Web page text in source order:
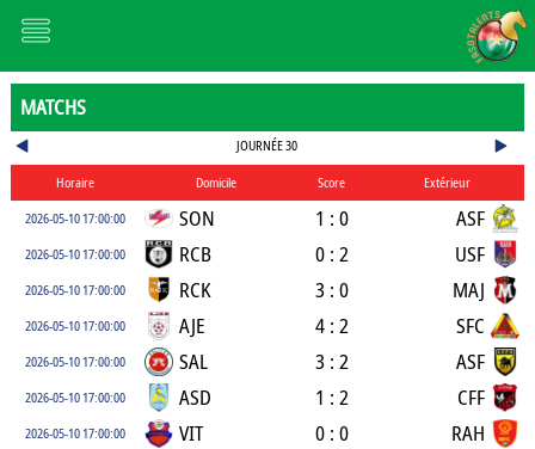
MATCHS
JOURNÉE 30
Horaire Domicile Score
Extérieur
2026-05-10 17:00:00
SON 1 : 0 ASF
2026-05-10 17:00:00 RCB 0 : 2 USF
2026-05-10 17:00:00 RCK 3 : 0 MAJ
2026-05-10 17:00:00 AJE 4 : 2 SFC
2026-05-10 17:00:00 SAL 3 : 2 ASF
2026-05-10 17:00:00 ASD 1 : 2 CFF
2026-05-10 17:00:00 VIT 0 : 0 RAH